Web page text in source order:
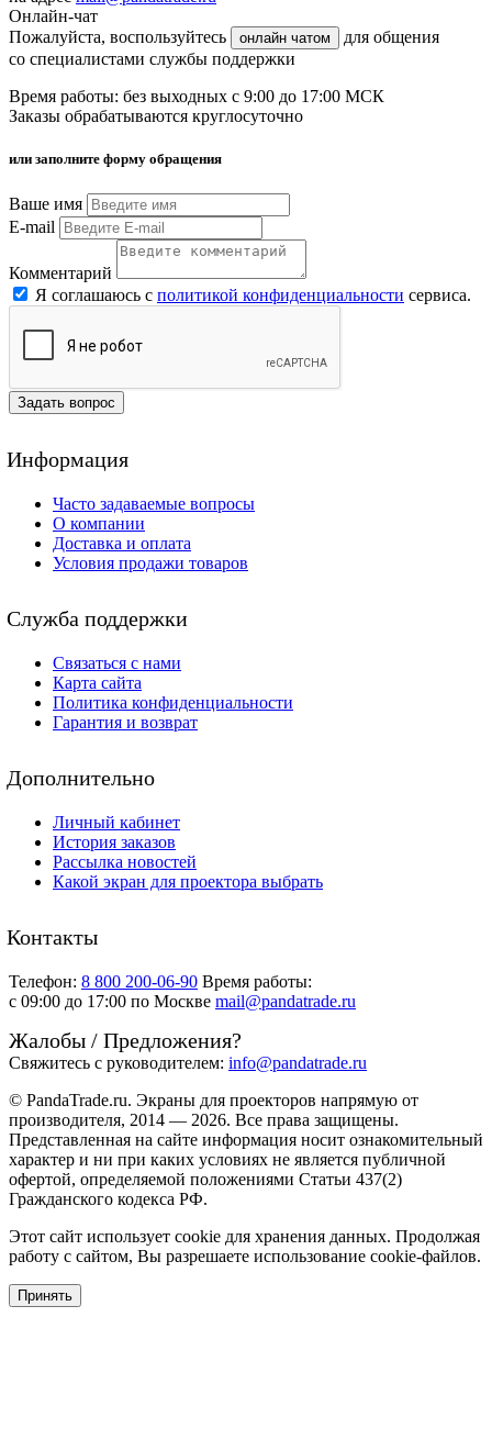
Онлайн-чат
Пожалуйста, воспользуйтесь
онлайн чатом
для общения
со специалистами службы поддержки
Время работы: без выходных с 9:00 до 17:00 МСК
Заказы обрабатываются круглосуточно
или заполните форму обращения
Ваше имя
E-mail
Комментарий
Я соглашаюсь с политикой конфиденциальности сервиса.
Задать вопрос
Информация
Часто задаваемые вопросы
О компании
Доставка и оплата
Условия продажи товаров
Служба поддержки
Связаться с нами
Карта сайта
Политика конфиденциальности
Гарантия и возврат
Дополнительно
Личный кабинет
История заказов
Рассылка новостей
Какой экран для проектора выбрать
Контакты
Телефон: 8 800 200-06-90 Время работы:
c 09:00 до 17:00 по Москве mail@pandatrade.ru
Жалобы / Предложения?
Свяжитесь с руководителем: info@pandatrade.ru
© PandaTrade.ru. Экраны для проекторов напрямую от
производителя, 2014 — 2026. Все права защищены.
Представленная на сайте информация носит ознакомительный
характер и ни при каких условиях не является публичной
офертой, определяемой положениями Статьи 437(2)
Гражданского кодекса РФ.
Этот сайт использует cookie для хранения данных. Продолжая
работу с сайтом, Вы разрешаете использование cookie-файлов.
Принять